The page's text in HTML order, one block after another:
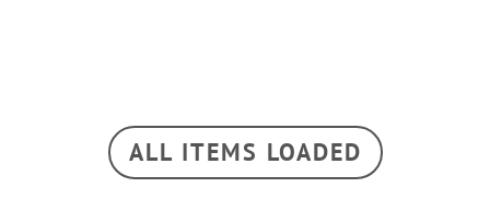
ALL ITEMS LOADED